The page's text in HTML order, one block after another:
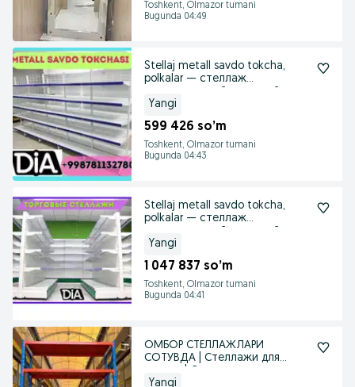
Toshkent, Olmazor tumani
Bugunda 04:49
Stellaj metall savdo tokcha,
polkalar — стеллаж
Yangi
599 426 so’m
Toshkent, Olmazor tumani
Bugunda 04:43
Stellaj metall savdo tokcha,
polkalar — стеллаж
Yangi
1 047 837 so’m
Toshkent, Olmazor tumani
Bugunda 04:41
ОМБОР СТЕЛЛАЖЛАРИ
СОТУВДА | Стеллажи для
Yangi